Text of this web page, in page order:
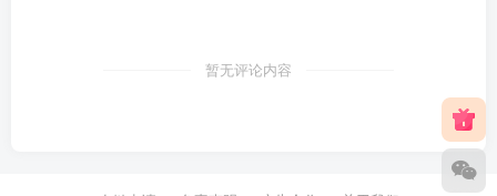
暂无评论内容